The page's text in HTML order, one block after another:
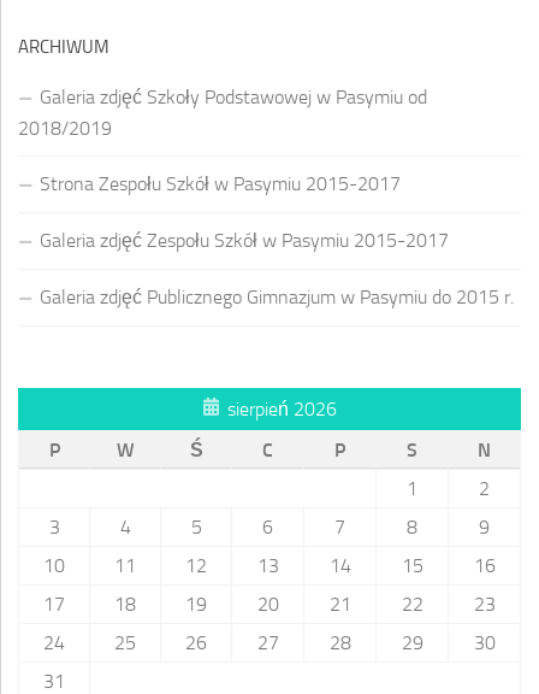
ARCHIWUM
Galeria zdjęć Szkoły Podstawowej w Pasymiu od
2018/2019
Strona Zespołu Szkół w Pasymiu 2015-2017
Galeria zdjęć Zespołu Szkół w Pasymiu 2015-2017
Galeria zdjęć Publicznego Gimnazjum w Pasymiu do 2015 r.
sierpień 2026
P
W Ś C P S
N
1
2
3
4 5 6 7 8
9
10
11 12 13 14 15
16
17
18 19 20 21 22
23
24
25 26 27 28 29
30
31